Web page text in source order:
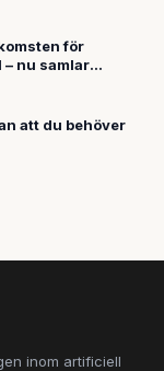
för
– nu samlar
att du behöver
inom artificiell